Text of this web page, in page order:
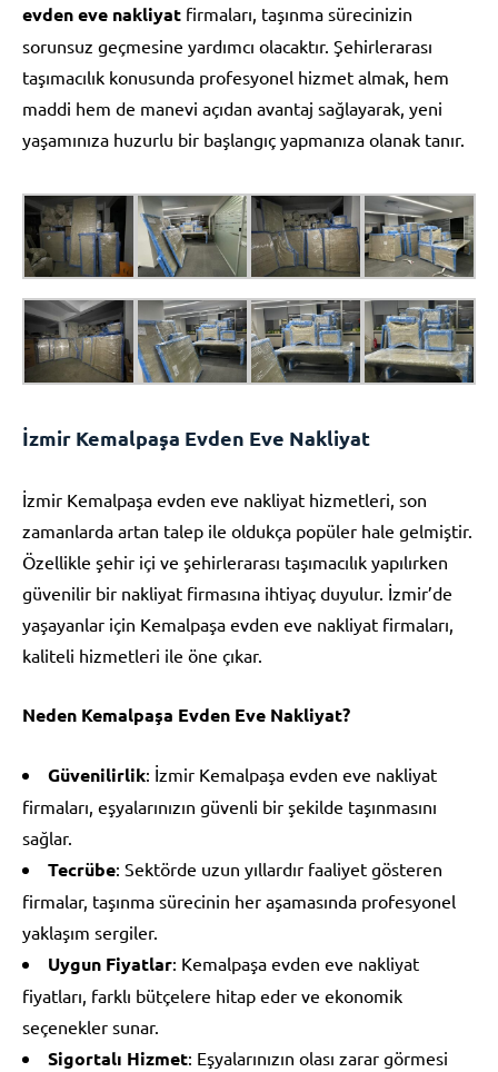
evden eve nakliyat firmaları, taşınma sürecinizin
sorunsuz geçmesine yardımcı olacaktır. Şehirlerarası
taşımacılık konusunda profesyonel hizmet almak, hem
maddi hem de manevi açıdan avantaj sağlayarak, yeni
yaşamınıza huzurlu bir başlangıç yapmanıza olanak tanır.
İzmir Kemalpaşa Evden Eve Nakliyat
İzmir Kemalpaşa evden eve nakliyat hizmetleri, son
zamanlarda artan talep ile oldukça popüler hale gelmiştir.
Özellikle şehir içi ve şehirlerarası taşımacılık yapılırken
güvenilir bir nakliyat firmasına ihtiyaç duyulur. İzmir’de
yaşayanlar için Kemalpaşa evden eve nakliyat firmaları,
kaliteli hizmetleri ile öne çıkar.
Neden Kemalpaşa Evden Eve Nakliyat?
Güvenilirlik: İzmir Kemalpaşa evden eve nakliyat
firmaları, eşyalarınızın güvenli bir şekilde taşınmasını
sağlar.
Tecrübe: Sektörde uzun yıllardır faaliyet gösteren
firmalar, taşınma sürecinin her aşamasında profesyonel
yaklaşım sergiler.
Uygun Fiyatlar: Kemalpaşa evden eve nakliyat
fiyatları, farklı bütçelere hitap eder ve ekonomik
seçenekler sunar.
Sigortalı Hizmet: Eşyalarınızın olası zarar görmesi